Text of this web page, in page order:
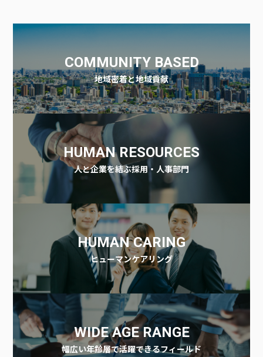
COMMUNITY BASED
地域密着と地域貢献
HUMAN RESOURCES
人と企業を結ぶ採用・人事部門
HUMAN CARING
ヒューマンケアリング
WIDE AGE RANGE
幅広い年齢層で活躍できるフィールド